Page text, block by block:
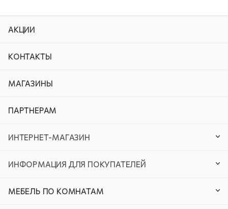
АКЦИИ
КОНТАКТЫ
МАГАЗИНЫ
ПАРТНЕРАМ
ИНТЕРНЕТ-МАГАЗИН
ИНФОРМАЦИЯ ДЛЯ ПОКУПАТЕЛЕЙ
МЕБЕЛЬ ПО КОМНАТАМ